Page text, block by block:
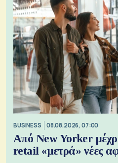
BUSINESS 08.08.2026, 07:00
Από New Yorker
retail «μετρά» νέες